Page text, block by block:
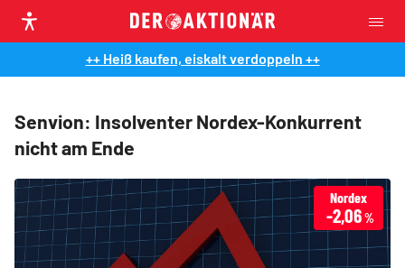
++ Heiß kaufen, eiskalt verdoppeln ++
Senvion: Insolventer Nordex-Konkurrent
nicht am Ende
Nordex
-2,06%